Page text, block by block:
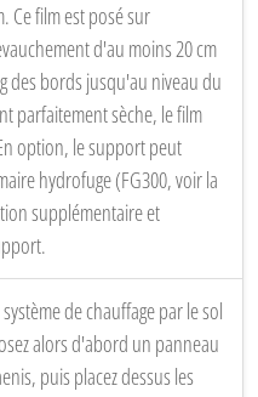
Ce film est posé sur
d'au moins 20 cm
des bords jusqu'au niveau du
parfaitement sèche, le film
option, le support peut
hydrofuge (FG300, voir la
supplémentaire et
de chauffage par le sol
alors d'abord un panneau
puis placez dessus les